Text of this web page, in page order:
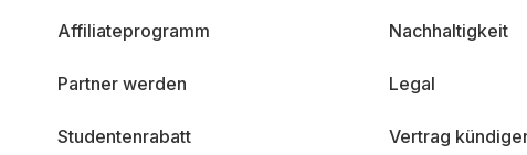
Affiliateprogramm
Partner werden
Studentenrabatt
Nachhaltigkeit
Legal
Vertrag